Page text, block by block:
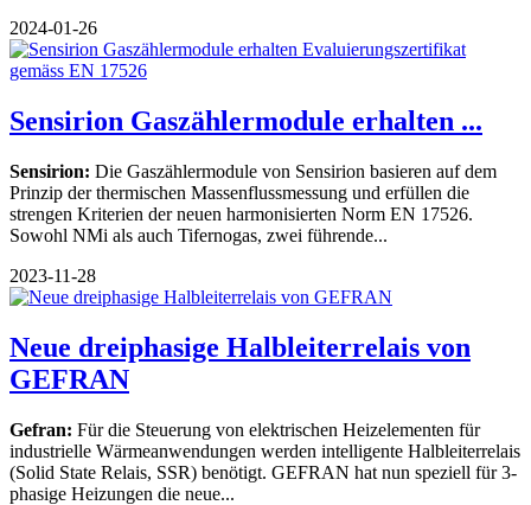
2024-01-26
Sensirion Gaszählermodule erhalten ...
Sensirion: Die Gaszählermodule von Sensirion basieren auf dem
Prinzip der thermischen Massenflussmessung und erfüllen die
strengen Kriterien der neuen harmonisierten Norm EN 17526.
Sowohl NMi als auch Tifernogas, zwei führende...
2023-11-28
Neue dreiphasige Halbleiterrelais von
GEFRAN
Gefran: Für die Steuerung von elektrischen Heizelementen für
industrielle Wärmeanwendungen werden intelligente Halbleiterrelais
(Solid State Relais, SSR) benötigt. GEFRAN hat nun speziell für 3-
phasige Heizungen die neue...